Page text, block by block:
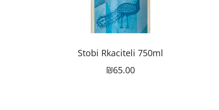
Stobi Rkaciteli 750ml
₪65.00